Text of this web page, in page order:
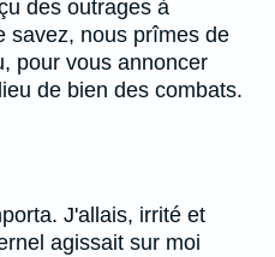
des outrages à
savez, nous prîmes de
pour vous annoncer
de bien des combats.
J'allais, irrité et
agissait sur moi